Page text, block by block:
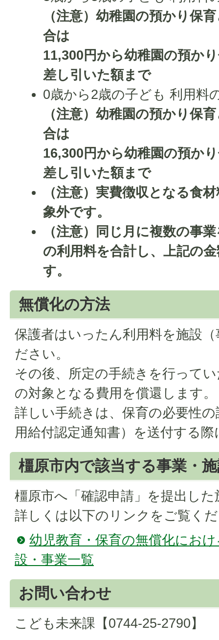
（注意）幼稚園の預かり保
合は
11,300円から幼稚園の預か
差し引いた額まで
0歳から2歳の子ども 利用料
（注意）幼稚園の預かり保
合は
16,300円から幼稚園の預か
差し引いた額まで
（注意）実費徴収となる食
象外です。
（注意）同じ月に複数の事
の利用料を合計し、上記の
す。
無償化の方法
保護者はいったん利用料を施設
ださい。
その後、所定の手続きを行って
の対象となる費用を償還します。
詳しい手続きは、保育の必要性
用給付認定通知書）を送付する
橿原市内で該当する事業・
橿原市へ「確認申請」を提出し
詳しくは以下のリンクをご覧く
幼児教育・保育の無償化にお
設・事業一覧
お問い合わせ
こども未来課【0744-25-2790】